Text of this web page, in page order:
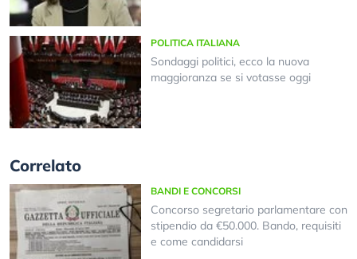
POLITICA ITALIANA
Sondaggi politici, ecco la nuova
maggioranza se si votasse oggi
Correlato
BANDI E CONCORSI
Concorso segretario parlamentare con
stipendio da €50.000. Bando, requisiti
e come candidarsi